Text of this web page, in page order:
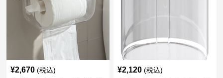
¥2,670 (税込) ¥2,120 (税込)